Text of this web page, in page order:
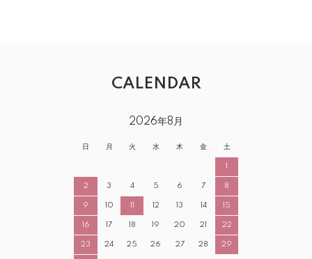
CALENDAR
2026年8月
日 月 火 水 木 金 土
2 3 4 5 6 7 8
9 10 12 13 14 15
16 17 18 19 20 21 22
23 24 25 26 27 28 29